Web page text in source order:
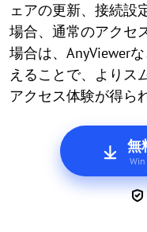
ェアの更新、接続設
場合、通常のアクセ
場合は、AnyViewer
えることで、よりス
アクセス体験が得ら
無
Win